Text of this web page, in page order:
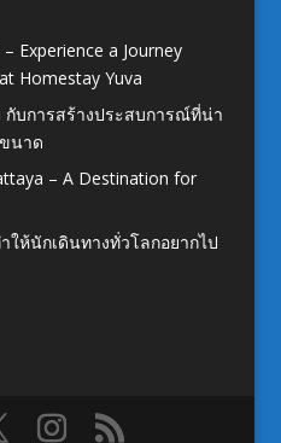
Experience a Journey
Homestay Yuva
บการสร้างประสบการณ์ที่น่า
นาด
– A Destination for
ห้นักเดินทางทั่วโลกอยากไป